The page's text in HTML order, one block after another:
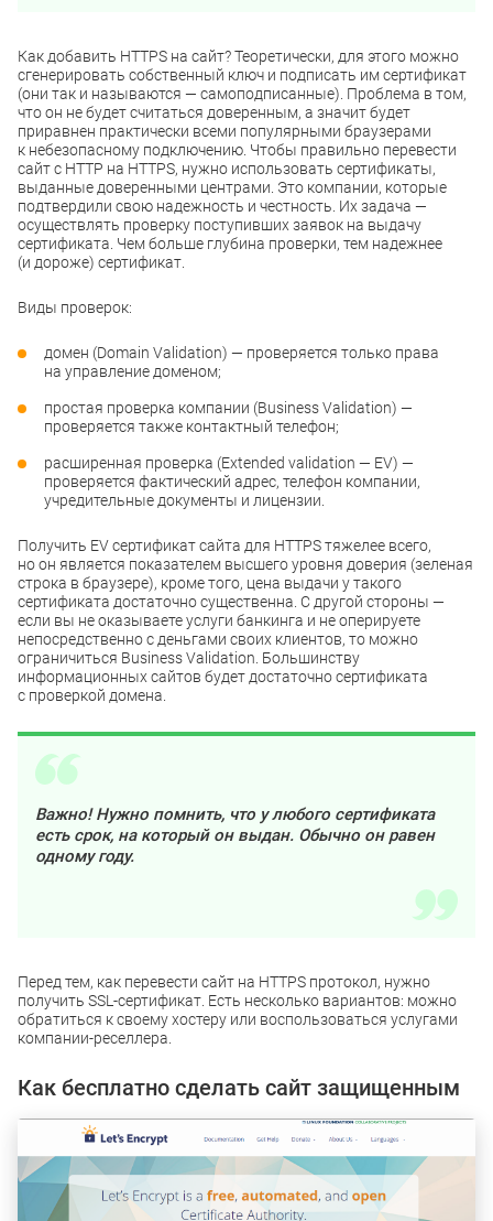
Как добавить HTTPS на сайт? Теоретически, для этого можно
сгенерировать собственный ключ и подписать им сертификат
(они так и называются — самоподписанные). Проблема в том,
что он не будет считаться доверенным, а значит будет
приравнен практически всеми популярными браузерами
к небезопасному подключению. Чтобы правильно перевести
сайт с HTTP на HTTPS, нужно использовать сертификаты,
выданные доверенными центрами. Это компании, которые
подтвердили свою надежность и честность. Их задача —
осуществлять проверку поступивших заявок на выдачу
сертификата. Чем больше глубина проверки, тем надежнее
(и дороже) сертификат.
Виды проверок:
домен (Domain Validation) — проверяется только права
на управление доменом;
простая проверка компании (Business Validation) —
проверяется также контактный телефон;
расширенная проверка (Extended validation — EV) —
проверяется фактический адрес, телефон компании,
учредительные документы и лицензии.
Получить EV сертификат сайта для HTTPS тяжелее всего,
но он является показателем высшего уровня доверия (зеленая
строка в браузере), кроме того, цена выдачи у такого
сертификата достаточно существенна. С другой стороны —
если вы не оказываете услуги банкинга и не оперируете
непосредственно с деньгами своих клиентов, то можно
ограничиться Business Validation. Большинству
информационных сайтов будет достаточно сертификата
с проверкой домена.
Важно! Нужно помнить, что у любого сертификата
есть срок, на который он выдан. Обычно он равен
одному году.
Перед тем, как перевести сайт на HTTPS протокол, нужно
получить SSL-сертификат. Есть несколько вариантов: можно
обратиться к своему хостеру или воспользоваться услугами
компании-реселлера.
Как бесплатно сделать сайт защищенным